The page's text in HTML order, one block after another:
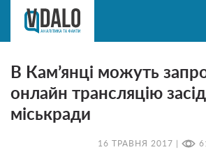
16 ТРАВНЯ 2017 |
В Кам’янці можуть
онлайн трансляцію
міськради